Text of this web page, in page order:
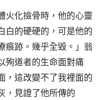
火化撿骨時，他的心靈
白的硬硬的，可是他的
痕跡。幾乎全毀。」翁
殉道者的生命面對痛
，這改變不了我裡面的
，見證了他所傳的